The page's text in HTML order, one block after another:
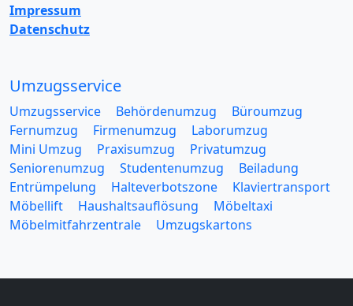
Impressum
Datenschutz
Umzugsservice
Umzugsservice Behördenumzug
Büroumzug
Fernumzug
Firmenumzug
Laborumzug
Mini Umzug
Praxisumzug
Privatumzug
Seniorenumzug
Studentenumzug
Beiladung
Entrümpelung
Halteverbotszone
Klaviertransport
Möbellift
Haushaltsauflösung
Möbeltaxi
Möbelmitfahrzentrale
Umzugskartons